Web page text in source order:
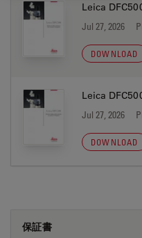
Leica
Jul 27, 2026
DOWNLOAD
Leica
Jul 27, 2026
DOWNLOAD
保証書